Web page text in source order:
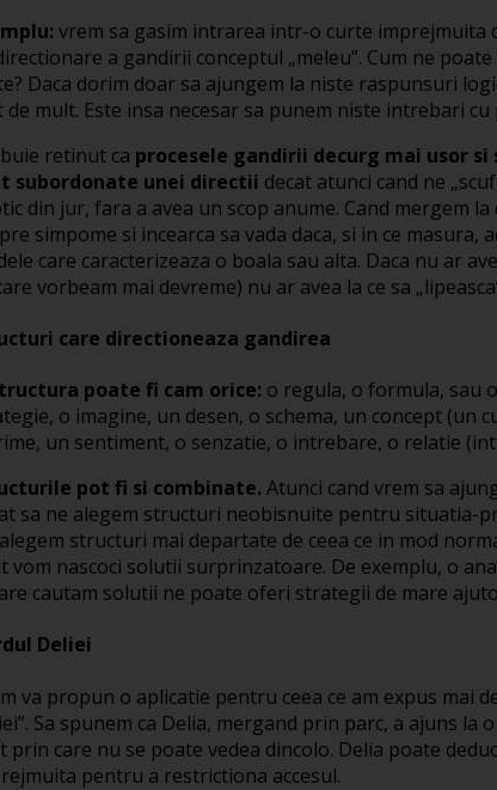
vrem sa gasim intrarea intr-o curte imprejmuita
a gandirii conceptul „meleu”. Cum ne
Daca dorim doar sa ajungem la niste raspunsuri
de mult. Este insa necesar sa punem niste intrebari
retinut ca procesele gandirii decurg mai usor
subordonate unei directii decat atunci cand ne
din jur, fara a avea un scop anume. Cand mergem
simpome si incearca sa vada daca, si in ce
care caracterizeaza o boala sau alta. Daca nu ar
vorbeam mai devreme) nu ar avea la ce sa
care directioneaza gandirea
poate fi cam orice: o regula, o formula, sau
o imagine, un desen, o schema, un concept (un
un sentiment, o senzatie, o intrebare, o relatie
pot fi si combinate. Atunci cand vrem sa
sa ne alegem structuri neobisnuite pentru situatia-
structuri mai departate de ceea ce in mod
vom nascoci solutii surprinzatoare. De exemplu, o
cautam solutii ne poate oferi strategii de mare
Deliei
va propun o aplicatie pentru ceea ce am expus mai
Sa spunem ca Delia, mergand prin parc, a ajuns
prin care nu se poate vedea dincolo. Delia poate
pentru a restrictiona accesul.